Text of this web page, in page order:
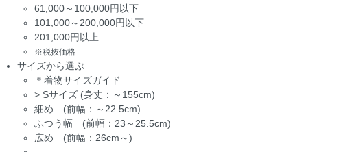
61,000～100,000円以下
101,000～200,000円以下
201,000円以上
※税抜価格
サイズから選ぶ
＊着物サイズガイド
> Sサイズ (身丈：～155cm)
細め (前幅：～22.5cm)
ふつう幅 (前幅：23～25.5cm)
広め (前幅：26cm～)